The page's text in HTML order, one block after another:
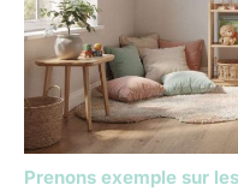
Prenons exemple sur